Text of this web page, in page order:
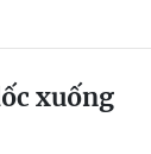
xuống